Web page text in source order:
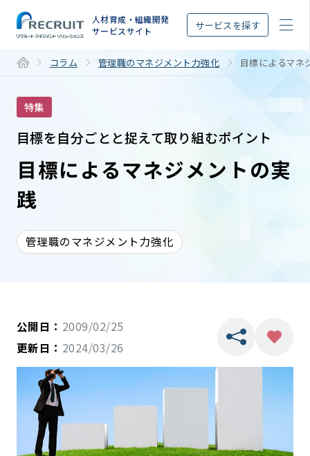
人材育成・組織開発
サービスサイト
サービスを探す
コラム 管理職のマネジメント力強化 目標によるマネ
特集
目標を自分ごとと捉えて取り組むポイント
目標によるマネジメントの実
践
管理職のマネジメント力強化
公開日： 2009/02/25
更新日： 2024/03/26